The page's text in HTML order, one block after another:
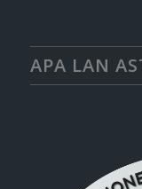
APA LAN